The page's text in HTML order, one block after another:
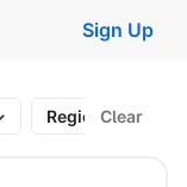
Sign Up
RegionClear